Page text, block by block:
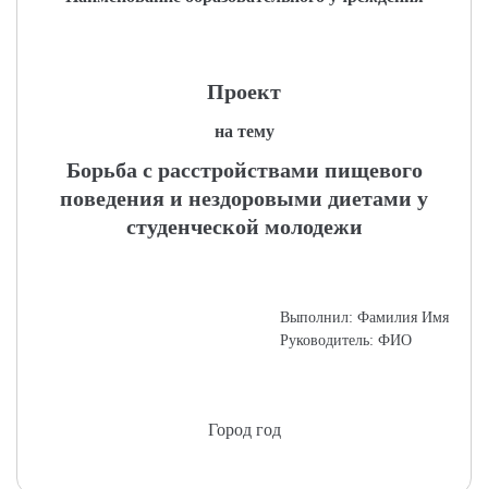
Проект
на тему
Борьба с расстройствами пищевого
поведения и нездоровыми диетами у
студенческой молодежи
Выполнил: Фамилия Имя
Руководитель: ФИО
Город год